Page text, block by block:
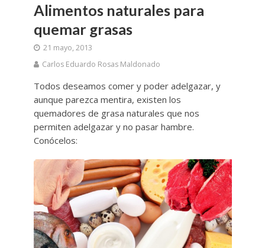
Alimentos naturales para
quemar grasas
21 mayo, 2013
Carlos Eduardo Rosas Maldonado
Todos deseamos comer y poder adelgazar, y
aunque parezca mentira, existen los
quemadores de grasa naturales que nos
permiten adelgazar y no pasar hambre.
Conócelos: